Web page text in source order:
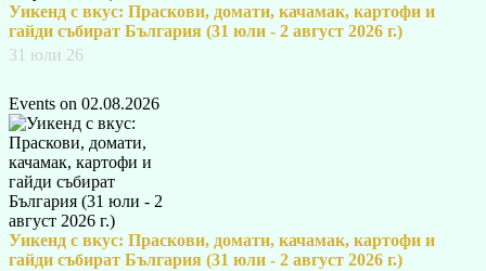
Уикенд с вкус: Праскови, домати, качамак, картофи и
гайди събират България (31 юли - 2 август 2026 г.)
31 юли 26
Events on 02.08.2026
Уикенд с вкус: Праскови, домати, качамак, картофи и
гайди събират България (31 юли - 2 август 2026 г.)